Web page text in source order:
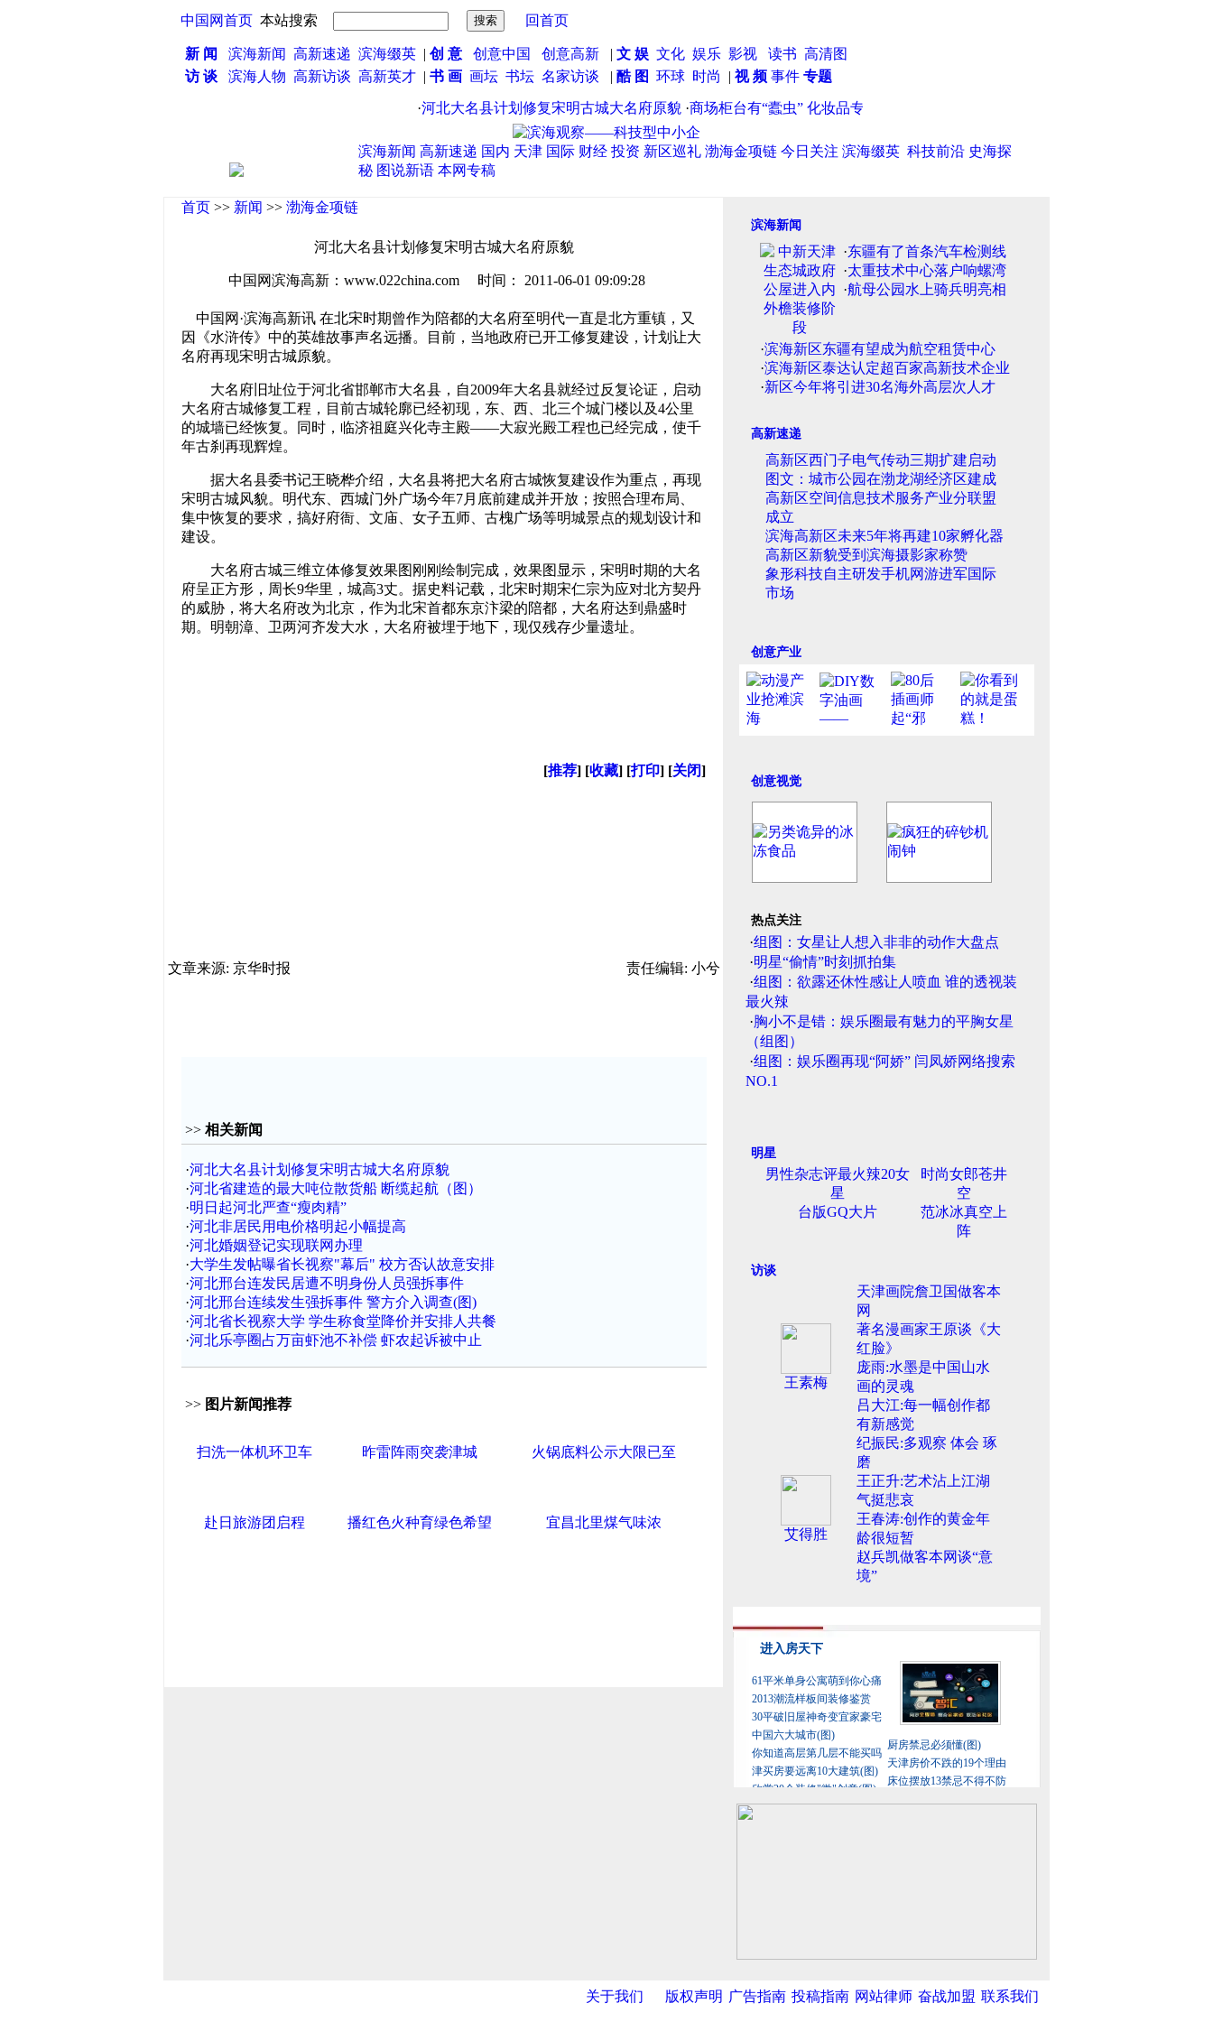
中国网首页 本站搜索 回首页
新 闻 滨海新闻 高新速递 滨海缀英| 创 意 创意中国 创意高新 | 文 娱 文化 娱乐 影视 读书 高清图
访 谈
滨海人物 高新访谈 高新英才 | 书 画 画坛 书坛 名家访谈 | 酷 图 环球 时尚 | 视 频事件 专题
河北大名县计划修复宋明古城大名府原貌·商场柜台有“蠹虫” 化妆品专柜售货员私卖小样
滨海新闻 高新速递 国内 天津 国际 财经 投资 新区巡礼 渤海金项链 今日关注 滨海缀英 科技前沿 史海探
秘 图说新语 本网专稿
首页 >> 新闻 >> 渤海金项链
河北大名县计划修复宋明古城大名府原貌
中国网滨海高新：www.022china.com 时间： 2011-06-01 09:09:28
中国网·滨海高新讯 在北宋时期曾作为陪都的大名府至明代一直是北方重镇，又
因《水浒传》中的英雄故事声名远播。目前，当地政府已开工修复建设，计划让大
名府再现宋明古城原貌。
大名府旧址位于河北省邯郸市大名县，自2009年大名县就经过反复论证，启动
大名府古城修复工程，目前古城轮廓已经初现，东、西、北三个城门楼以及4公里
的城墙已经恢复。同时，临济祖庭兴化寺主殿——大寂光殿工程也已经完成，使千
年古刹再现辉煌。
据大名县委书记王晓桦介绍，大名县将把大名府古城恢复建设作为重点，再现
宋明古城风貌。明代东、西城门外广场今年7月底前建成并开放；按照合理布局、
集中恢复的要求，搞好府衙、文庙、女子五师、古槐广场等明城景点的规划设计和
建设。
大名府古城三维立体修复效果图刚刚绘制完成，效果图显示，宋明时期的大名
府呈正方形，周长9华里，城高3丈。据史料记载，北宋时期宋仁宗为应对北方契丹
的威胁，将大名府改为北京，作为北宋首都东京汴梁的陪都，大名府达到鼎盛时
期。明朝漳、卫两河齐发大水，大名府被埋于地下，现仅残存少量遗址。
[推荐] [收藏] [打印] [关闭]
文章来源: 京华时报 责任编辑: 小兮
>> 相关新闻
·河北大名县计划修复宋明古城大名府原貌
·河北省建造的最大吨位散货船 断缆起航（图）
·明日起河北严查“瘦肉精”
·河北非居民用电价格明起小幅提高
·河北婚姻登记实现联网办理
·大学生发帖曝省长视察"幕后" 校方否认故意安排
·河北邢台连发民居遭不明身份人员强拆事件
·河北邢台连续发生强拆事件 警方介入调查(图)
·河北省长视察大学 学生称食堂降价并安排人共餐
·河北乐亭圈占万亩虾池不补偿 虾农起诉被中止
>> 图片新闻推荐
扫洗一体机环卫车 昨雷阵雨突袭津城 火锅底料公示大限已至
赴日旅游团启程 播红色火种育绿色希望 宜昌北里煤气味浓
滨海新闻
·东疆有了首条汽车检测线
·太重技术中心落户响螺湾
·航母公园水上骑兵明亮相
·滨海新区东疆有望成为航空租赁中心
·滨海新区泰达认定超百家高新技术企业
·新区今年将引进30名海外高层次人才
高新速递
高新区西门子电气传动三期扩建启动
图文：城市公园在渤龙湖经济区建成
高新区空间信息技术服务产业分联盟
成立
滨海高新区未来5年将再建10家孵化器
高新区新貌受到滨海摄影家称赞
象形科技自主研发手机网游进军国际
市场
创意产业
创意视觉
热点关注
·组图：女星让人想入非非的动作大盘点
·明星“偷情”时刻抓拍集
·组图：欲露还休性感让人喷血 谁的透视装
最火辣
·胸小不是错：娱乐圈最有魅力的平胸女星
（组图）
·组图：娱乐圈再现“阿娇” 闫凤娇网络搜索
NO.1
明星
男性杂志评最火辣20女
星
时尚女郎苍井
空
台版GQ大片
范冰冰真空上
阵
访谈
王素梅
天津画院詹卫国做客本
网
著名漫画家王原谈《大
红脸》
庞雨:水墨是中国山水
画的灵魂
吕大江:每一幅创作都
有新感觉
艾得胜
纪振民:多观察 体会 琢
磨
王正升:艺术沾上江湖
气挺悲哀
王春涛:创作的黄金年
龄很短暂
赵兵凯做客本网谈“意
境”
关于我们 版权声明 广告指南 投稿指南 网站律师 奋战加盟 联系我们